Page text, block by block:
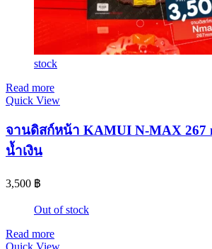
stock
Read more
Quick View
จานดิสก์หน้า KAMUI N-MAX 267
น้ำเงิน
3,500 ฿
Out of stock
Read more
Quick View